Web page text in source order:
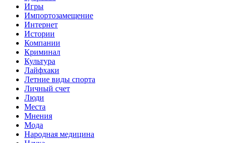
Игры
Импортозамещение
Интернет
Истории
Компании
Криминал
Культура
Лайфхаки
Летние виды спорта
Личный счет
Люди
Места
Мнения
Мода
Народная медицина